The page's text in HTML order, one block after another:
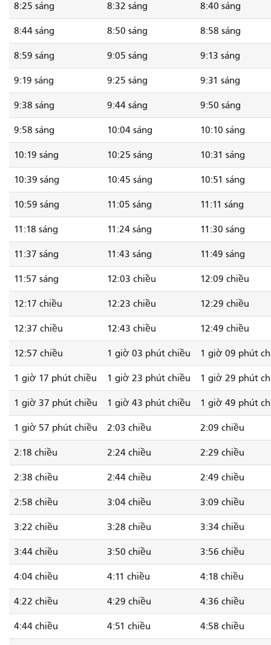
8:25 sáng 8:32 sáng 8:40 sáng
8:44 sáng 8:50 sáng 8:58 sáng
8:59 sáng 9:05 sáng 9:13 sáng
9:19 sáng 9:25 sáng 9:31 sáng
9:38 sáng 9:44 sáng 9:50 sáng
9:58 sáng 10:04 sáng 10:10 sáng
10:19 sáng 10:25 sáng 10:31 sáng
10:39 sáng 10:45 sáng 10:51 sáng
10:59 sáng 11:05 sáng 11:11 sáng
11:18 sáng 11:24 sáng 11:30 sáng
11:37 sáng 11:43 sáng 11:49 sáng
11:57 sáng 12:03 chiều 12:09 chiều
12:17 chiều 12:23 chiều 12:29 chiều
12:37 chiều 12:43 chiều 12:49 chiều
12:57 chiều 1 giờ 03 phút chiều 1 giờ 09 phút
1 giờ 17 phút chiều 1 giờ 23 phút chiều 1 giờ 29 phút
1 giờ 37 phút chiều 1 giờ 43 phút chiều 1 giờ 49 phút
1 giờ 57 phút chiều 2:03 chiều 2:09 chiều
2:18 chiều 2:24 chiều 2:29 chiều
2:38 chiều 2:44 chiều 2:49 chiều
2:58 chiều 3:04 chiều 3:09 chiều
3:22 chiều 3:28 chiều 3:34 chiều
3:44 chiều 3:50 chiều 3:56 chiều
4:04 chiều 4:11 chiều 4:18 chiều
4:22 chiều 4:29 chiều 4:36 chiều
4:44 chiều 4:51 chiều 4:58 chiều